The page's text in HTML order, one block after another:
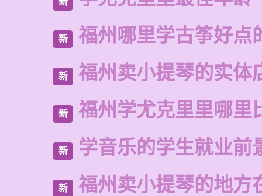
新 福州哪里学古筝好点
新 福州卖小提琴的实体
新 福州学尤克里里哪里
新 学音乐的学生就业前
新 福州卖小提琴的地方